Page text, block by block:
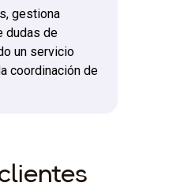
gestiona
dudas de
un servicio
coordinación de